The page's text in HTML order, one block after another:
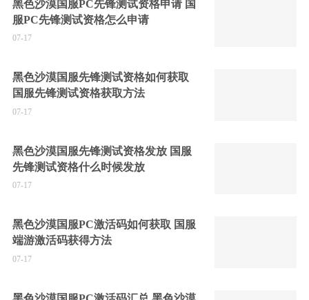
黑色沙漠国服PC先锋测试资格申请 国
服PC先锋测试资格怎么申请
07-17
黑色沙漠国服先锋测试资格如何获取
国服先锋测试资格获取方法
07-17
黑色沙漠国服先锋测试资格发放 国服
先锋测试资格什么时候发放
07-17
黑色沙漠国服PC激活码如何获取 国服
端游激活码获得方法
07-17